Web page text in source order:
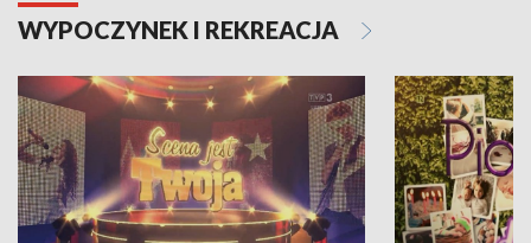
WYPOCZYNEK I REKREACJA